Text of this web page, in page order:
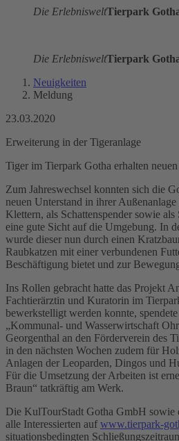
Die ErlebnisweltTierpark
Die ErlebnisweltTierpark
Neuigkeiten
Meldung
23.03.2020
Erweiterung in der Tigeranlage
Tiger im Tierpark Gotha erhalten
Zum Jahreswechsel konnten sich die
neuen Unterstand in ihrer
Klettern, als Schattenspender sowie
eine gute Sicht auf die Umgebung. In
wurde dieser nun durch einen
Raubkatzen mit einer verbundenen
Beschäftigung bietet und zur
Ins Rollen gebracht hatte das Projekt
Fachtierärztin und Kuratorin im
bewerkstelligt werden konnte,
„Kommunal- und Wasserwirtschaft
Georgenthal an den Förderverein des
in den nächsten Wochen zudem für
Anlagen der Leoparden, Dingos und
Für die Umsetzung der Arbeiten ist
Braun“ tatkräftig am Werk.
Die KulTourStadt Gotha GmbH sowie
alle Interessierten auf www.tierpark-
situationsbedingten